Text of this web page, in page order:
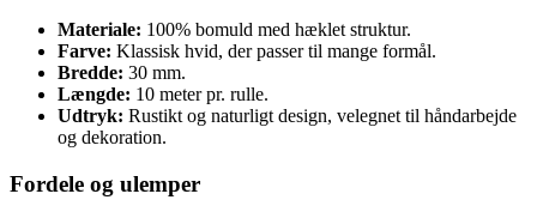
Materiale: 100% bomuld med hæklet struktur.
Farve: Klassisk hvid, der passer til mange formål.
Bredde: 30 mm.
Længde: 10 meter pr. rulle.
Udtryk: Rustikt og naturligt design, velegnet til håndarbejde
og dekoration.
Fordele og ulemper